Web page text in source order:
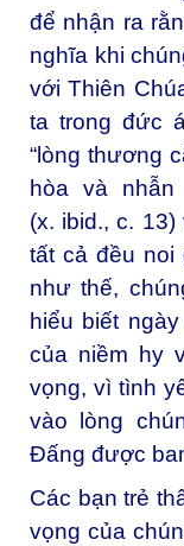
để nhận ra
nghĩa khi
với Thiên
ta trong đức
“lòng thương
hòa và nhẫn
(x. ibid., c.
tất cả đều noi
như thế,
hiểu biết
của niềm hy
vọng, vì tình
vào lòng
Đấng được
Các bạn trẻ
vọng của